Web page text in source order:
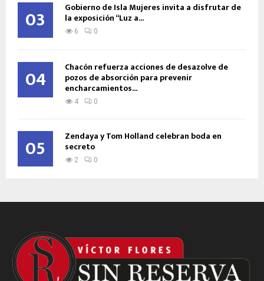
03 Gobierno de Isla Mujeres invita a disfrutar de
la exposición “Luz a...
6 0
04 Chacón refuerza acciones de desazolve de
pozos de absorción para prevenir
encharcamientos...
4 0
05 Zendaya y Tom Holland celebran boda en
secreto
2 0